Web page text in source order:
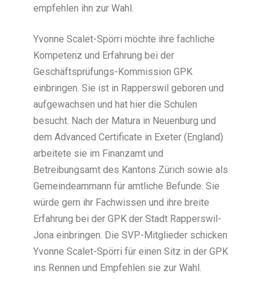
empfehlen ihn zur Wahl.
Yvonne Scalet-Spörri möchte ihre fachliche
Kompetenz und Erfahrung bei der
Geschäftsprüfungs-Kommission GPK
einbringen. Sie ist in Rapperswil geboren und
aufgewachsen und hat hier die Schulen
besucht. Nach der Matura in Neuenburg und
dem Advanced Certificate in Exeter (England)
arbeitete sie im Finanzamt und
Betreibungsamt des Kantons Zürich sowie als
Gemeindeammann für amtliche Befunde. Sie
würde gern ihr Fachwissen und ihre breite
Erfahrung bei der GPK der Stadt Rapperswil-
Jona einbringen. Die SVP-Mitglieder schicken
Yvonne Scalet-Spörri für einen Sitz in der GPK
ins Rennen und Empfehlen sie zur Wahl.